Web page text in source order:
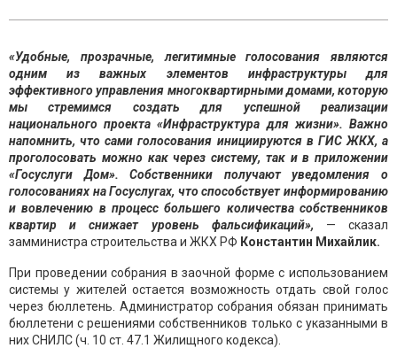
«Удобные, прозрачные, легитимные голосования являются
одним из важных элементов инфраструктуры для
эффективного управления многоквартирными домами, которую
мы стремимся создать для успешной реализации
национального проекта «Инфраструктура для жизни». Важно
напомнить, что сами голосования инициируются в ГИС ЖКХ, а
проголосовать можно как через систему, так и в приложении
«Госуслуги Дом». Собственники получают уведомления о
голосованиях на Госуслугах, что способствует информированию
и вовлечению в процесс большего количества собственников
квартир и снижает уровень фальсификаций», — сказал
замминистра строительства и ЖКХ РФ Константин Михайлик.
При проведении собрания в заочной форме с использованием
системы у жителей остается возможность отдать свой голос
через бюллетень. Администратор собрания обязан принимать
бюллетени с решениями собственников только с указанными в
них СНИЛС (ч. 10 ст. 47.1 Жилищного кодекса).